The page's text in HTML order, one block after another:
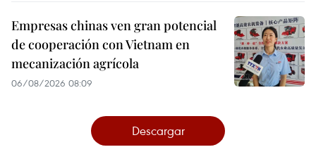
Empresas chinas ven gran potencial
de cooperación con Vietnam en
mecanización agrícola
06/08/2026 08:09
Descargar